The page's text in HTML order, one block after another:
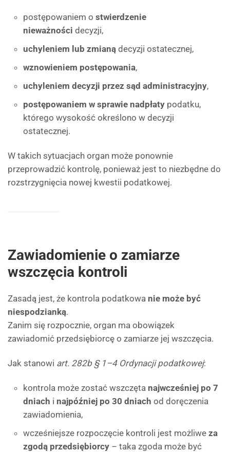
postępowaniem o stwierdzenie
nieważności decyzji,
uchyleniem lub zmianą decyzji ostatecznej,
wznowieniem postępowania,
uchyleniem decyzji przez sąd administracyjny,
postępowaniem w sprawie nadpłaty podatku,
którego wysokość określono w decyzji
ostatecznej.
W takich sytuacjach organ może ponownie
przeprowadzić kontrolę, ponieważ jest to niezbędne do
rozstrzygnięcia nowej kwestii podatkowej.
Zawiadomienie o zamiarze
wszczęcia kontroli
Zasadą jest, że kontrola podatkowa nie może być
niespodzianką.
Zanim się rozpocznie, organ ma obowiązek
zawiadomić przedsiębiorcę o zamiarze jej wszczęcia.
Jak stanowi art. 282b § 1–4 Ordynacji podatkowej:
kontrola może zostać wszczęta najwcześniej po 7
dniach i najpóźniej po 30 dniach od doręczenia
zawiadomienia,
wcześniejsze rozpoczęcie kontroli jest możliwe za
zgodą przedsiębiorcy – taka zgoda może być